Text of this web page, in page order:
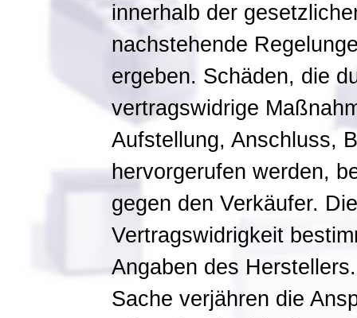
innerhalb der
nachstehende
ergeben. Schäden, die
vertragswidrige
Aufstellung, Anschluss,
hervorgerufen werden,
gegen den Verkäufer.
Vertragswidrigkeit
Angaben des
Sache verjähren die